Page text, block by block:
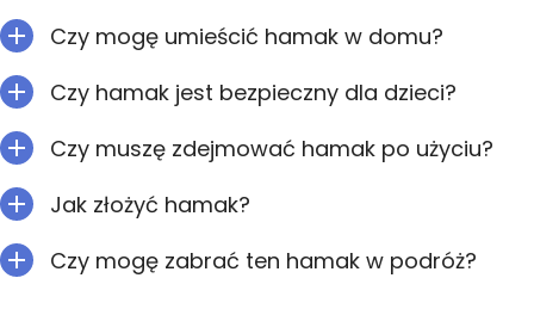
Czy mogę umieścić hamak w domu?
Czy hamak jest bezpieczny dla dzieci?
Czy muszę zdejmować hamak po użyciu?
Jak złożyć hamak?
Czy mogę zabrać ten hamak w podróż?